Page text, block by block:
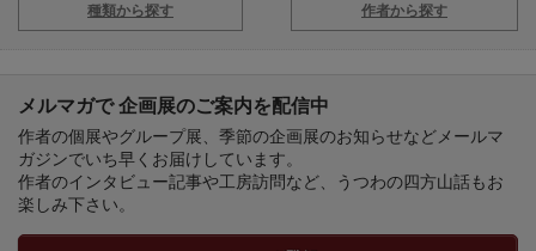
種類から探す 作者から探す
メルマガで 企画展のご案内を配信中
作者の個展やグループ展、季節の企画展のお知らせなどメールマ
ガジンでいち早くお届けしています。
作者のインタビュー記事や工房訪問など、うつわの四方山話もお
楽しみ下さい。